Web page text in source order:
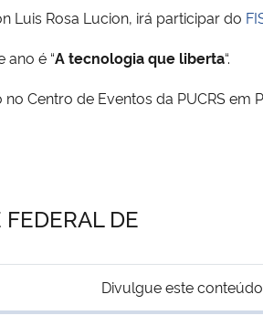
Luis Rosa Lucion, irá participar do
ano é “A tecnologia que liberta“.
no Centro de Eventos da PUCRS
DE
Divulgue este